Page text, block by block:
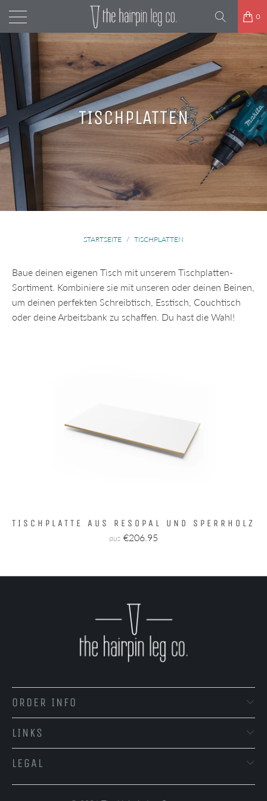
0
TISCHPLATTEN
STARTSEITE / TISCHPLATTEN
Baue deinen eigenen Tisch mit unserem Tischplatten-
Sortiment. Kombiniere sie mit unseren oder deinen Beinen,
um deinen perfekten Schreibtisch, Esstisch, Couchtisch
oder deine Arbeitsbank zu schaffen. Du hast die Wahl!
TISCHPLATTE AUS RESOPAL UND SPERRHOLZ
aus €206.95
ORDER INFO
LINKS
LEGAL